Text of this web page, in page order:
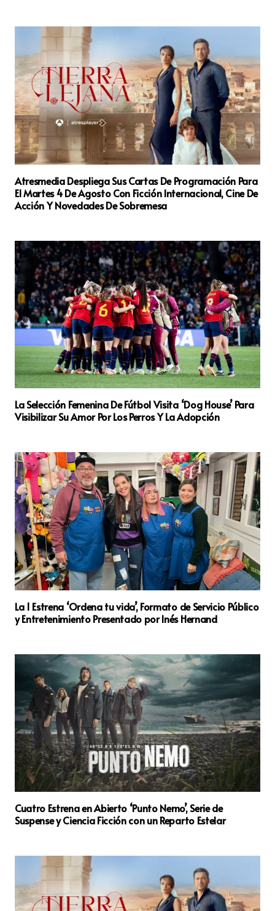
Atresmedia Despliega Sus Cartas De Programación Para
El Martes 4 De Agosto Con Ficción Internacional, Cine De
Acción Y Novedades De Sobremesa
La Selección Femenina De Fútbol Visita ‘Dog House’ Para
Visibilizar Su Amor Por Los Perros Y La Adopción
La 1 Estrena ‘Ordena tu vida’, Formato de Servicio Público
y Entretenimiento Presentado por Inés Hernand
Cuatro Estrena en Abierto ‘Punto Nemo’, Serie de
Suspense y Ciencia Ficción con un Reparto Estelar